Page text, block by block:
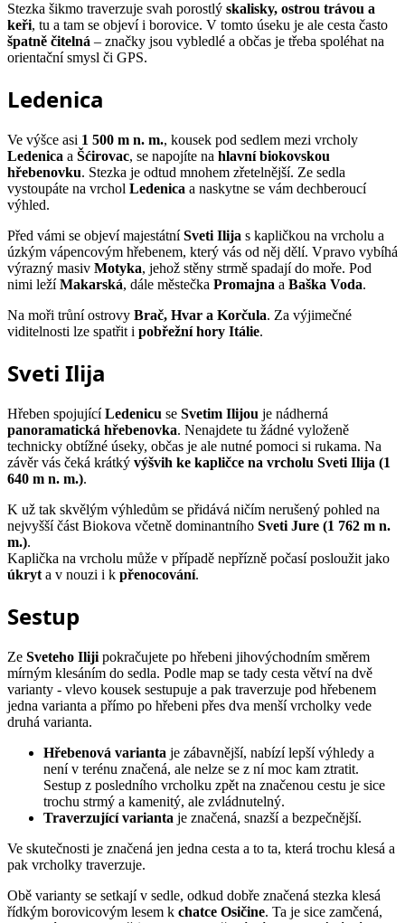
Stezka šikmo traverzuje svah porostlý skalisky, ostrou trávou a
keři, tu a tam se objeví i borovice. V tomto úseku je ale cesta často
špatně čitelná – značky jsou vybledlé a občas je třeba spoléhat na
orientační smysl či GPS.
Ledenica
Ve výšce asi 1 500 m n. m., kousek pod sedlem mezi vrcholy
Ledenica a Šćirovac, se napojíte na hlavní biokovskou
hřebenovku. Stezka je odtud mnohem zřetelnější. Ze sedla
vystoupáte na vrchol Ledenica a naskytne se vám dechberoucí
výhled.
Před vámi se objeví majestátníSveti Ilija s kapličkou na vrcholu a
úzkým vápencovým hřebenem, který vás od něj dělí. Vpravo vybíhá
výrazný masiv Motyka, jehož stěny strmě spadají do moře. Pod
nimi ležíMakarská, dále městečka Promajna a Baška Voda.
Na moři trůní ostrovy Brač, Hvar a Korčula. Za výjimečné
viditelnosti lze spatřit i pobřežní hory Itálie.
Sveti Ilija
Hřeben spojujícíLedenicu se Svetim Ilijou je nádherná
panoramatická hřebenovka. Nenajdete tu žádné vyloženě
technicky obtížné úseky, občas je ale nutné pomoci si rukama. Na
závěr vás čeká krátký výšvih ke kapličce na vrcholu Sveti Ilija (1
640 m n. m.).
K už tak skvělým výhledům se přidává ničím nerušený pohled na
nejvyšší část Biokova včetně dominantního Sveti Jure (1 762 m n.
m.).
Kaplička na vrcholu může v případě nepřízně počasí posloužit jako
úkryt a v nouzi i k přenocování.
Sestup
Ze Sveteho Iliji pokračujete po hřebeni jihovýchodním směrem
mírným klesáním do sedla. Podle map se tady cesta větví na dvě
varianty - vlevo kousek sestupuje a pak traverzuje pod hřebenem
jedna varianta a přímo po hřebeni přes dva menší vrcholky vede
druhá varianta.
Hřebenová varianta je zábavnější, nabízí lepší výhledy a
není v terénu značená, ale nelze se z ní moc kam ztratit.
Sestup z posledního vrcholku zpět na značenou cestu je sice
trochu strmý a kamenitý, ale zvládnutelný.
Traverzující varianta je značená, snazší a bezpečnější.
Ve skutečnosti je značená jen jedna cesta a to ta, která trochu klesá a
pak vrcholky traverzuje.
Obě varianty se setkají v sedle, odkud dobře značená stezka klesá
řídkým borovicovým lesem k chatce Osičine. Ta je sice zamčená,